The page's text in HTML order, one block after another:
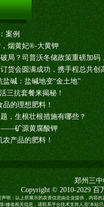
案例
烟黄妃®-大黄钾
局？司普沃冬储政策重磅加码
货会圆满成功，携手程总共创
碱：盐碱地变“金土地”
三抗套餐来揭秘！
品的理想肥料！
，生根壮根措施有哪些？
——矿源黄腐酸钾
农产品的肥料！
郑州三
Copyright © 2010-2029 百
声明：以上所展示的农资信息由企业提供，内容
/修改相关信息，请联系平台技术支持人员!本站